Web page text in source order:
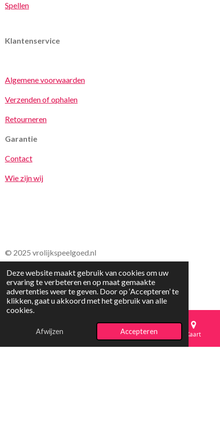
Deze website maakt gebruik van cookies om uw
ervaring te verbeteren en op maat gemaakte
advertenties weer te geven. Door op ‘Accepteren’ te
klikken, gaat u akkoord met het gebruik van alle
cookies.
Afwijzen Accepteren
Spellen
Klantenservice
Algemene voorwaarden
Verzenden of ophalen
Retourneren
Garantie
Contact
Wie zijn wij
© 2025 vrolijkspeelgoed.nl
E-mailadres Telefoonnummer Kaart